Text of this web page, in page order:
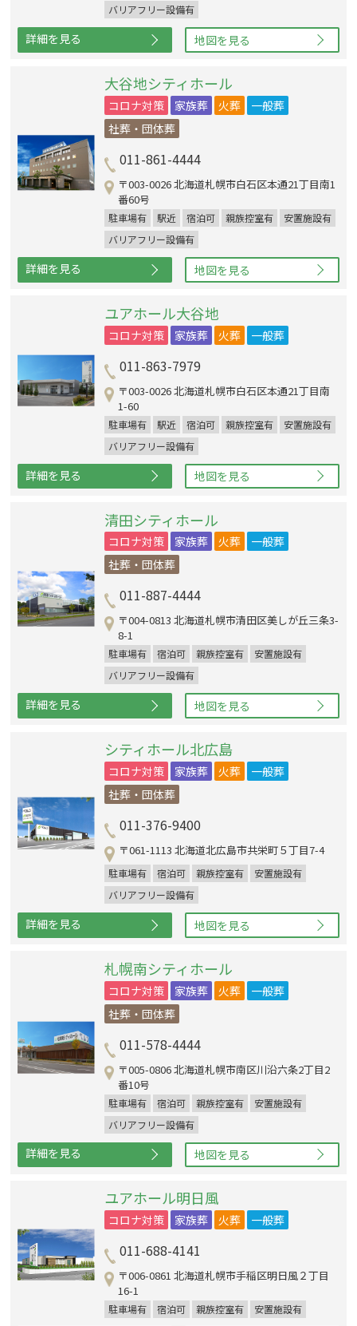
バリアフリー設備有
詳細を見る 地図を見る
大谷地シティホール
コロナ対策 家族葬 火葬
一般葬
社葬・団体葬
011-861-4444
〒003-0026 北海道札幌市白石区本通21丁目南1
番60号
駐車場有 駅近 宿泊可 親族控室有
安置施設有
バリアフリー設備有
詳細を見る 地図を見る
ユアホール大谷地
コロナ対策 家族葬 火葬 一般葬
011-863-7979
〒003-0026 北海道札幌市白石区本通21丁目南
1-60
駐車場有 駅近 宿泊可 親族控室有
安置施設有
バリアフリー設備有
詳細を見る 地図を見る
清田シティホール
コロナ対策 家族葬 火葬
一般葬
社葬・団体葬
011-887-4444
〒004-0813 北海道札幌市清田区美しが丘三条3-
8-1
駐車場有 宿泊可 親族控室有
安置施設有
バリアフリー設備有
詳細を見る 地図を見る
シティホール北広島
コロナ対策 家族葬 火葬
一般葬
社葬・団体葬
011-376-9400
〒061-1113 北海道北広島市共栄町５丁目7-4
駐車場有 宿泊可 親族控室有
安置施設有
バリアフリー設備有
詳細を見る 地図を見る
札幌南シティホール
コロナ対策 家族葬 火葬
一般葬
社葬・団体葬
011-578-4444
〒005-0806 北海道札幌市南区川沿六条2丁目2
番10号
駐車場有 宿泊可 親族控室有
安置施設有
バリアフリー設備有
詳細を見る 地図を見る
ユアホール明日風
コロナ対策 家族葬 火葬 一般葬
011-688-4141
〒006-0861 北海道札幌市手稲区明日風２丁目
16-1
駐車場有 宿泊可 親族控室有 安置施設有